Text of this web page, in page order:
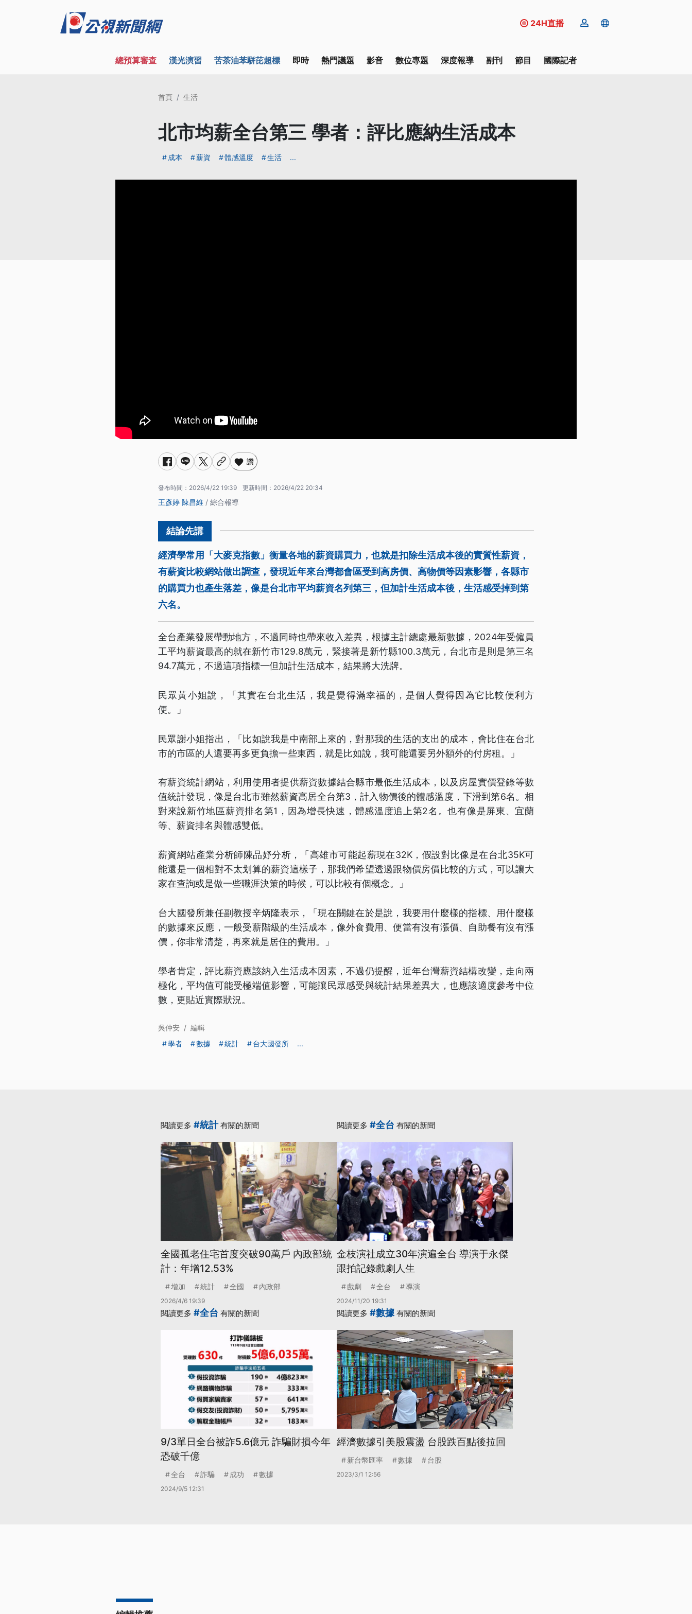
24H直播
總預算審查 漢光演習 苦茶油苯駢芘超標 即時 熱門議題 影音 數位專題 深度報導 副刊 節目 國際記者
首頁 生活
北市均薪全台第三 學者：評比應納生活成本
成本 薪資 體感溫度 生活 ...
讚
發布時間： 2026/4/22 19:39 更新時間： 2026/4/22 20:34
王彥婷 陳昌維 / 綜合報導
經濟學常用「大麥克指數」衡量各地的薪資購買力，也就是扣除生活成本後的實質性薪資，
有薪資比較網站做出調查，發現近年來台灣都會區受到高房價、高物價等因素影響，各縣市
的購買力也產生落差，像是台北市平均薪資名列第三，但加計生活成本後，生活感受掉到第
六名。
全台產業發展帶動地方，不過同時也帶來收入差異，根據主計總處最新數據，2024年受僱員
工平均薪資最高的就在新竹市129.8萬元，緊接著是新竹縣100.3萬元，台北市是則是第三名
94.7萬元，不過這項指標一但加計生活成本，結果將大洗牌。
民眾黃小姐說，「其實在台北生活，我是覺得滿幸福的，是個人覺得因為它比較便利方
便。」
民眾謝小姐指出，「比如說我是中南部上來的，對那我的生活的支出的成本，會比住在台北
市的市區的人還要再多更負擔一些東西，就是比如說，我可能還要另外額外的付房租。」
有薪資統計網站，利用使用者提供薪資數據結合縣市最低生活成本，以及房屋實價登錄等數
值統計發現，像是台北市雖然薪資高居全台第3，計入物價後的體感溫度，下滑到第6名。相
對來說新竹地區薪資排名第1，因為增長快速，體感溫度追上第2名。也有像是屏東、宜蘭
等、薪資排名與體感雙低。
薪資網站產業分析師陳品妤分析，「高雄市可能起薪現在32K，假設對比像是在台北35K可
能還是一個相對不太划算的薪資這樣子，那我們希望透過跟物價房價比較的方式，可以讓大
家在查詢或是做一些職涯決策的時候，可以比較有個概念。」
台大國發所兼任副教授辛炳隆表示，「現在關鍵在於是說，我要用什麼樣的指標、用什麼樣
的數據來反應，一般受薪階級的生活成本，像外食費用、便當有沒有漲價、自助餐有沒有漲
價，你非常清楚，再來就是居住的費用。」
學者肯定，評比薪資應該納入生活成本因素，不過仍提醒，近年台灣薪資結構改變，走向兩
極化，平均值可能受極端值影響，可能讓民眾感受與統計結果差異大，也應該適度參考中位
數，更貼近實際狀況。
吳仲安 / 編輯
學者
數據 統計 台大國發所 ...
閱讀更多 #統計有關的新聞
全國孤老住宅首度突破90萬戶 內政部統
計：年增12.53%
增加 統計 全國 內政部
2026/4/6 19:39
閱讀更多 #全台 有關的新聞
金枝演社成立30年演遍全台 導演于永傑
跟拍記錄戲劇人生
戲劇 全台 導演
2024/11/20 19:31
閱讀更多 #全台 有關的新聞
9/3單日全台被詐5.6億元 詐騙財損今年
恐破千億
全台 詐騙 成功 數據
2024/9/5 12:31
閱讀更多 #數據有關的新聞
經濟數據引美股震盪 台股跌百點後拉回
新台幣匯率 數據 台股
2023/3/1 12:56